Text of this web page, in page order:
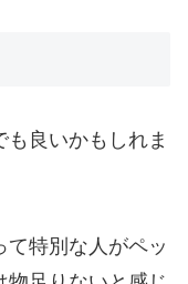
良いかもしれま
て特別な人がペッ